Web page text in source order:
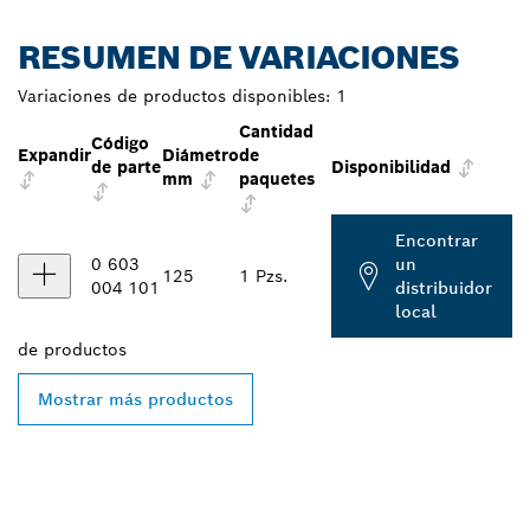
RESUMEN DE VARIACIONES
Variaciones de productos disponibles: 1
Expandir
Código
de parte
Diámetro
mm
Cantidad
de
paquetes
Disponibilidad
0 603
004 101
125 1 Pzs.
Encontrar
un
distribuidor
local
de productos
Mostrar más productos